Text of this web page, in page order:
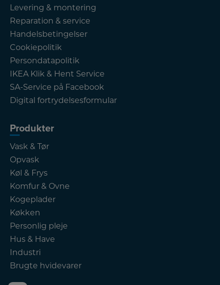
Levering & montering
Reparation & service
Handelsbetingelser
Cookiepolitik
Persondatapolitik
IKEA Klik & Hent Service
SA-Service på Facebook
Digital fortrydelsesformular
Produkter
Vask & Tør
Opvask
Køl & Frys
Komfur & Ovne
Kogeplader
Køkken
Personlig pleje
Hus & Have
Industri
Brugte hvidevarer